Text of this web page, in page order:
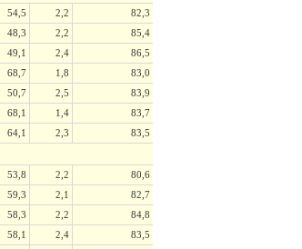
54,5 2,2
82,3
48,3 2,2
85,4
49,1 2,4
86,5
68,7 1,8
83,0
50,7 2,5
83,9
68,1 1,4
83,7
64,1 2,3 83,5
53,8 2,2
80,6
59,3 2,1
82,7
58,3 2,2
84,8
58,1 2,4
83,5